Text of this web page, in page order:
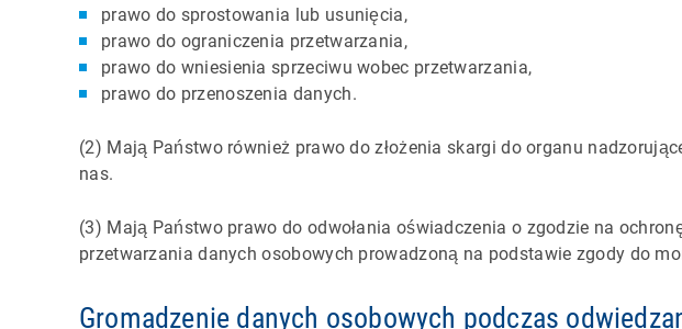
prawo do sprostowania lub usunięcia,
prawo do ograniczenia przetwarzania,
prawo do wniesienia sprzeciwu wobec przetwarzania,
prawo do przenoszenia danych.
(2) Mają Państwo również prawo do złożenia skargi do organu
nas.
(3) Mają Państwo prawo do odwołania oświadczenia o zgodzie na
przetwarzania danych osobowych prowadzoną na podstawie zgody do
Gromadzenie danych osobowych podczas